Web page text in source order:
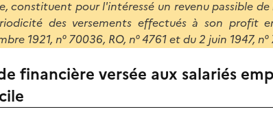
constituent pour l'intéressé un revenu passible
des versements effectués à son profit
1921, n° 70036, RO, n° 4761 et du 2 juin 1947, n°
financière versée aux salariés